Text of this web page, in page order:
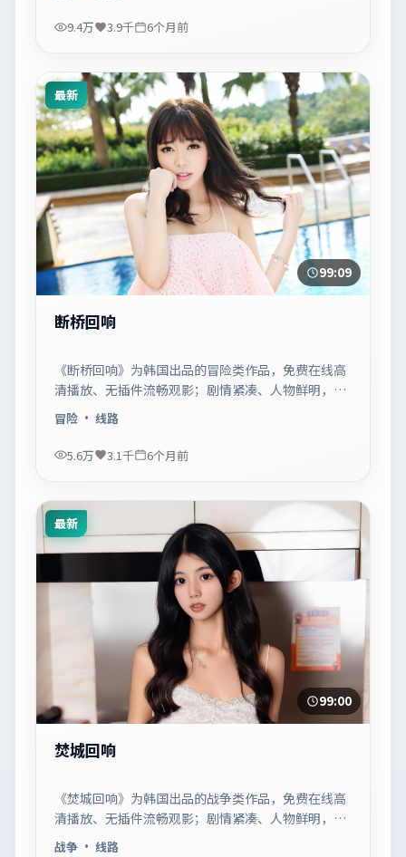
9.4万 3.9千 6个月前
最新
99:09
断桥回响
《断桥回响》为韩国出品的冒险类作品，免费在线高
清播放、无插件流畅观影；剧情紧凑、人物鲜明，适
合休闲一口气追看。
冒险· 线路
5.6万 3.1千 6个月前
最新
99:00
焚城回响
《焚城回响》为韩国出品的战争类作品，免费在线高
清播放、无插件流畅观影；剧情紧凑、人物鲜明，适
合休闲一口气追看。
战争· 线路